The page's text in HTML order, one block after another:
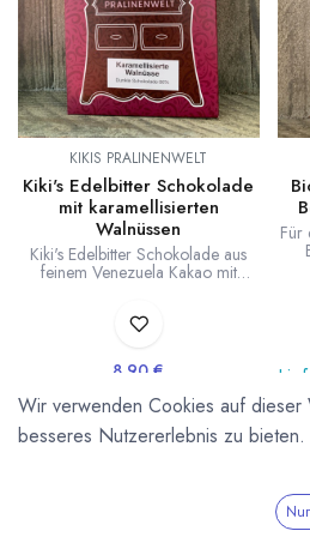
KIKIS PRALINENWELT
Kiki's Edelbitter Schokolade
mit karamellisierten
Walnüssen
Kiki's Edelbitter Schokolade aus
feinem Venezuela Kakao mit
8,90 €
Lieferzeit: ab September
lieferbar
Für
Wir verwenden Cookies auf dieser
besseres Nutzererlebnis zu bieten.